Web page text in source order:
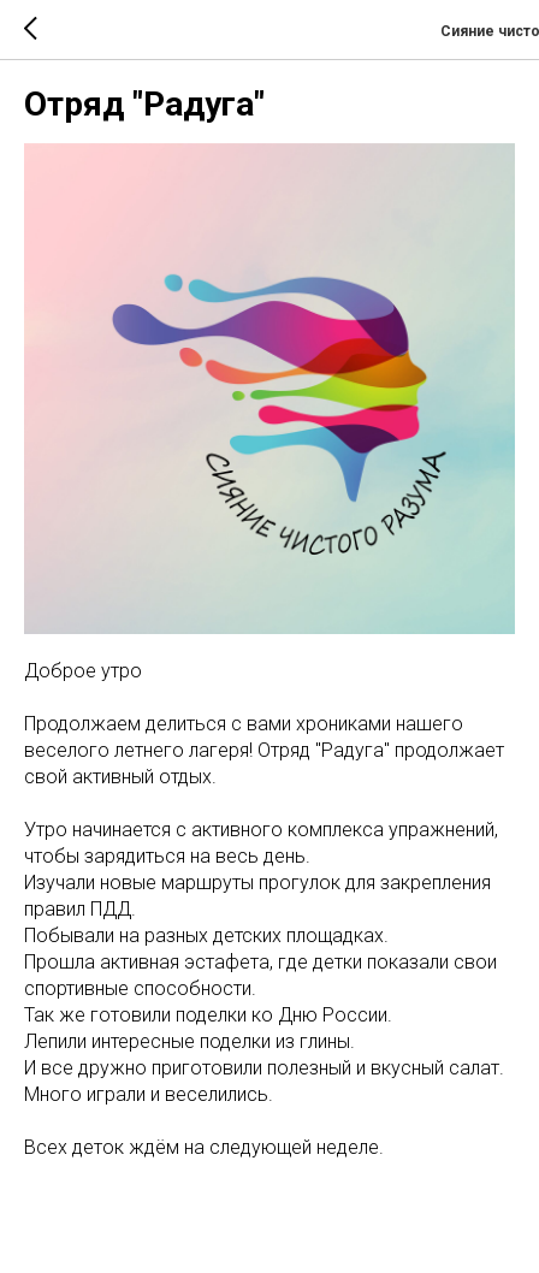
Сияние
Отряд "Радуга"
Доброе утро
Продолжаем делиться с вами хрониками нашего
веселого летнего лагеря! Отряд "Радуга" продолжает
свой активный отдых.
Утро начинается с активного комплекса упражнений,
чтобы зарядиться на весь день.
Изучали новые маршруты прогулок для закрепления
правил ПДД.
Побывали на разных детских площадках.
Прошла активная эстафета, где детки показали свои
спортивные способности.
Так же готовили поделки ко Дню России.
Лепили интересные поделки из глины.
И все дружно приготовили полезный и вкусный салат.
Много играли и веселились.
Всех деток ждём на следующей неделе.